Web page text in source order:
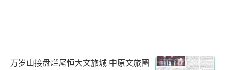
万岁山接盘烂尾恒大文旅城 中原文旅圈